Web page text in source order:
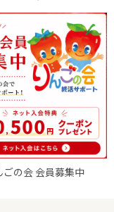
ごの会 会員募集中